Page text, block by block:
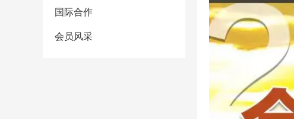
国际合作
会员风采